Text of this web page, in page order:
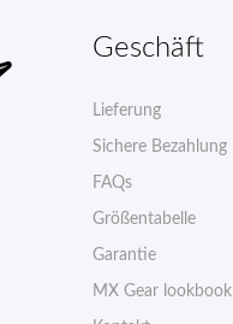
Geschäft
Lieferung
Sichere Bezahlung
FAQs
Größentabelle
Garantie
MX Gear lookbook